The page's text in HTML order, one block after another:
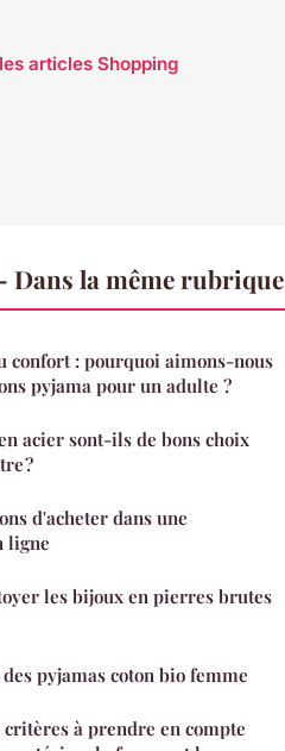
articles Shopping
Dans la même rubrique
confort : pourquoi aimons-nous
pyjama pour un adulte ?
acier sont-ils de bons choix
?
d'acheter dans une
ligne
les bijoux en pierres brutes
pyjamas coton bio femme
critères à prendre en compte